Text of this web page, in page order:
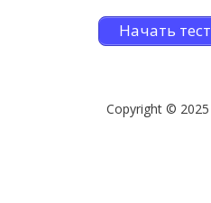
Начать тест
Copyright © 2025